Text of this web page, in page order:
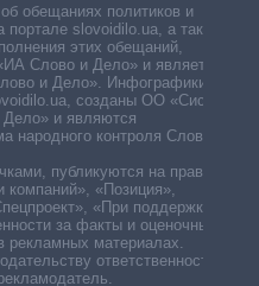
обещаниях политиков и
slovoidilo.ua, а также
этих обещаний,
Слово и Дело» и является
и Дело». Инфографики,
созданы ОО «Система
Дело» и являются
народного контроля Слово и
публикуются на правах
«Позиция»,
«При поддержке».
за факты и оценочные
материалах.
ответственность за